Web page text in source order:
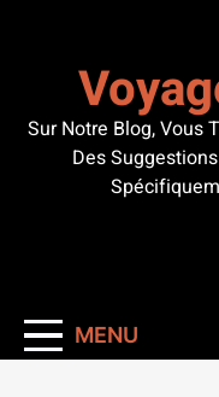
Sur Notre Blog, Vous
Des
MENU